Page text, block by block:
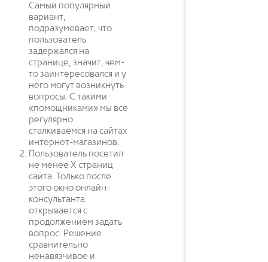
Самый популярный
вариант,
подразумевает, что
пользователь
задержался на
странице, значит, чем-
то заинтересовался и у
него могут возникнуть
вопросы. С такими
«помощниками» мы все
регулярно
сталкиваемся на сайтах
интернет-магазинов.
Пользователь посетил
не менее Х страниц
сайта. Только после
этого окно онлайн-
консультанта
открывается с
продолжением задать
вопрос. Решение
сравнительно
ненавязчивое и